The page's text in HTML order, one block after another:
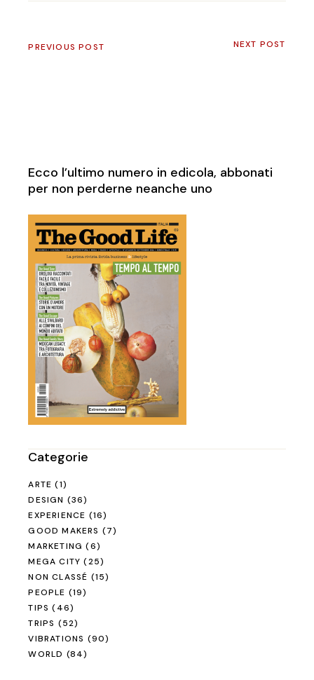
PREVIOUS POST NEXT POST
Ecco l’ultimo numero in edicola, abbonati
per non perderne neanche uno
Categorie
ARTE (1)
DESIGN (36)
EXPERIENCE (16)
GOOD MAKERS (7)
MARKETING (6)
MEGA CITY (25)
NON CLASSÉ (15)
PEOPLE (19)
TIPS (46)
TRIPS (52)
VIBRATIONS (90)
WORLD (84)